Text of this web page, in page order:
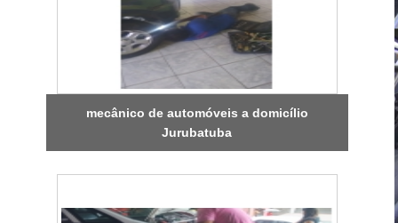
mecânico de automóveis a domicílio
Jurubatuba